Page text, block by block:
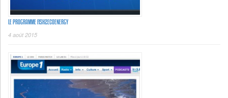
LE PROGRAMME FISH2ECOENERGY
4 août 2015